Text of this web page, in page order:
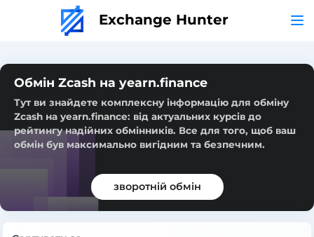
Exchange Hunter
Обмін Zcash на yearn.finance
Тут ви знайдете комплексну інформацію для обміну
Zcash на yearn.finance: від актуальних курсів до
рейтингу надійних обмінників. Все для того, щоб ваш
обмін був максимально вигідним та безпечним.
зворотній обмін